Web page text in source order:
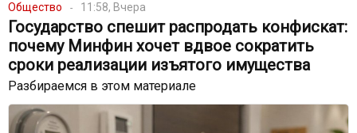
Общество 11:58, Вчера
Государство спешит распродать конфискат:
почему Минфин хочет вдвое сократить
сроки реализации изъятого имущества
Разбираемся в этом материале